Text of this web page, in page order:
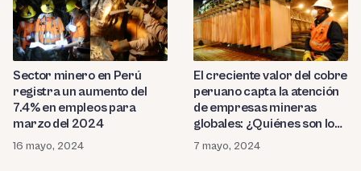
Sector minero en Perú
registra un aumento del
7.4% en empleos para
marzo del 2024
16 mayo, 2024
El creciente valor del cobre
peruano capta la atención
de empresas mineras
globales: ¿Quiénes son los
interesados?
7 mayo, 2024